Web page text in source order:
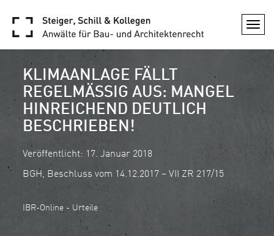
KLIMAANLAGE FÄLLT
REGELMÄSSIG AUS: MANGEL H
INREICHEND DEUTLICH B
ESCHRIEBEN!
Veröffentlicht: 17. Januar 2018
BGH, Beschluss vom 14.12.2017 – VII ZR 217/15
IBR-Online - Urteile